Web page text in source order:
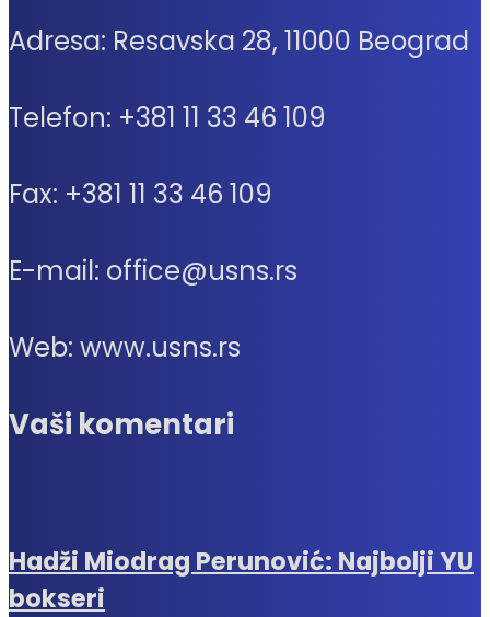
Adresa: Resavska 28, 11000 Beograd
Telefon: +381 11 33 46 109
Fax: +381 11 33 46 109
E-mail: office@usns.rs
Web: www.usns.rs
Vaši komentari
Hadži Miodrag Perunović: Najbolji YU
bokseri